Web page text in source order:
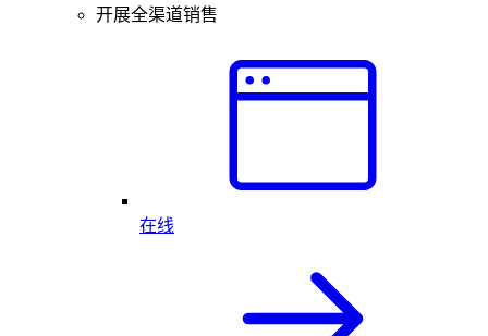
开展全渠道销售
在线